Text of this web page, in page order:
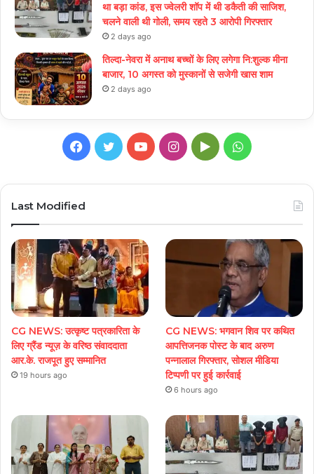
था बड़ा कांड, इस ज्वेलरी शॉप में थी डकैती की साजिश,
चलने वाली थी गोली, समय रहते 3 आरोपी गिरफ्तार
2 days ago
तिल्दा-नेवरा में अनाथ बच्चों के लिए लगेगा नि:शुल्क मीना
बाजार, 10 अगस्त को मुस्कानों से सजेगी खास शाम
2 days ago
Facebook
TwitterYouTubeInstagram
GoogleWhatsApp
Last Modified
CG NEWS: उत्कृष्ट पत्रकारिता के
लिए ग्रैंड न्यूज़ के वरिष्ठ संवाददाता
आर.के. राजपूत हुए सम्मानित
19 hours ago
CG NEWS: भगवान शिव पर कथित
आपत्तिजनक पोस्ट के बाद अरुण
पन्नालाल गिरफ्तार, सोशल मीडिया
टिप्पणी पर हुई कार्रवाई
6 hours ago